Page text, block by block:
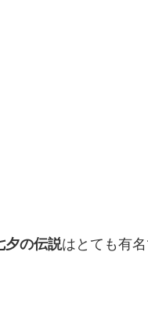
夕の伝説はとても有名